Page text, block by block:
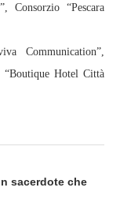
Consorzio “Pescara
Communication”,
“Boutique Hotel Città
sacerdote che